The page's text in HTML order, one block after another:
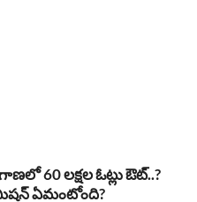
60 లక్షల ఓట్లు ఔట్..?
ఏమంటోంది?